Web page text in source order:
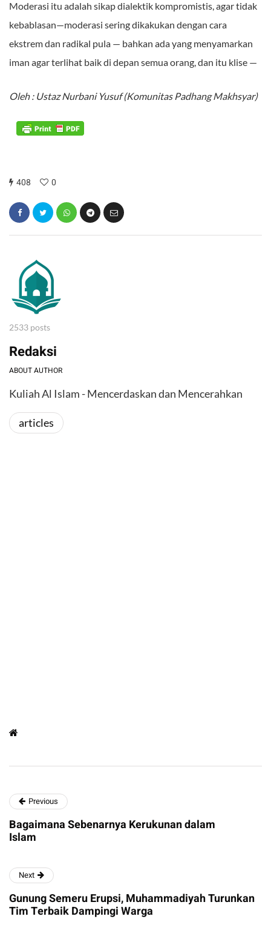
Moderasi itu adalah sikap dialektik kompromistis, agar tidak
kebablasan—moderasi sering dikakukan dengan cara
ekstrem dan radikal pula — bahkan ada yang menyamarkan
iman agar terlihat baik di depan semua orang, dan itu klise —
Oleh : Ustaz Nurbani Yusuf (Komunitas Padhang Makhsyar)
408 0
2533 posts
Redaksi
ABOUT AUTHOR
Kuliah Al Islam - Mencerdaskan dan Mencerahkan
articles
Previous
Bagaimana Sebenarnya Kerukunan dalam
Islam
Next
Gunung Semeru Erupsi, Muhammadiyah Turunkan
Tim Terbaik Dampingi Warga